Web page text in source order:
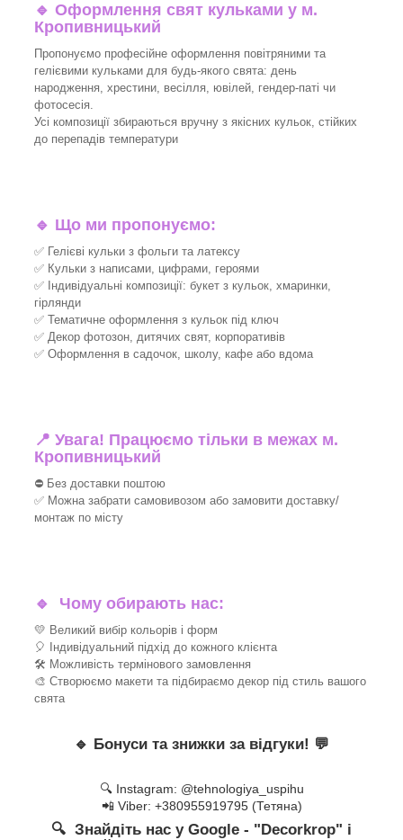
🔹 Оформлення свят кульками у м.
Кропивницький
Пропонуємо професійне оформлення повітряними та
гелієвими кульками для будь-якого свята: день
народження, хрестини, весілля, ювілей, гендер-паті чи
фотосесія.
Усі композиції збираються вручну з якісних кульок, стійких
до перепадів температури
🔹 Що ми пропонуємо:
✅ Гелієві кульки з фольги та латексу
✅ Кульки з написами, цифрами, героями
✅ Індивідуальні композиції: букет з кульок, хмаринки,
гірлянди
✅ Тематичне оформлення з кульок під ключ
✅ Декор фотозон, дитячих свят, корпоративів
✅ Оформлення в садочок, школу, кафе або вдома
📍 Увага! Працюємо тільки в межах м.
Кропивницький
⛔ Без доставки поштою
✅ Можна забрати самовивозом або замовити доставку/
монтаж по місту
🔹 Чому обирають нас:
💛 Великий вибір кольорів і форм
🎈 Індивідуальний підхід до кожного клієнта
🛠 Можливість термінового замовлення
🎨 Створюємо макети та підбираємо декор під стиль вашого
свята
🔹 Бонуси та знижки за відгуки! 💬
🔍 Instagram: @tehnologiya_uspihu
📲 Viber: +380955919795 (Тетяна)
🔍 Знайдіть нас у Google - "Decorkrop" і